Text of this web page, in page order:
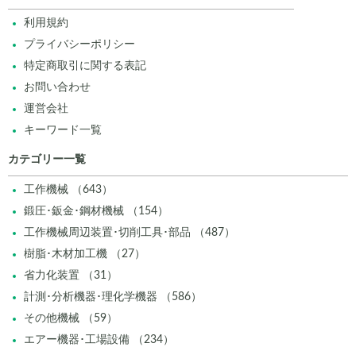
利用規約
プライバシーポリシー
特定商取引に関する表記
お問い合わせ
運営会社
キーワード一覧
カテゴリー一覧
工作機械 （643）
鍛圧･鈑金･鋼材機械 （154）
工作機械周辺装置･切削工具･部品 （487）
樹脂･木材加工機 （27）
省力化装置 （31）
計測･分析機器･理化学機器 （586）
その他機械 （59）
エアー機器･工場設備 （234）